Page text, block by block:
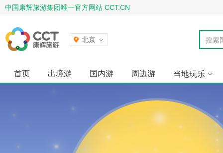
中国康辉旅游集团唯一官方网站 CCT.CN
北京 搜索
首页 出境游 国内游 周边游 当地玩乐